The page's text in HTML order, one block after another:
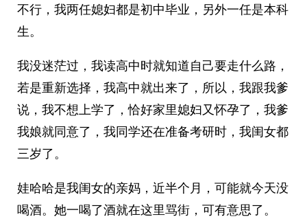
不行，我两任媳妇都是初中毕业，另外一任是本科
生。
我没迷茫过，我读高中时就知道自己要走什么路，
若是重新选择，我高中就出来了，所以，我跟我爹
说，我不想上学了，恰好家里媳妇又怀孕了，我爹
我娘就同意了，我同学还在准备考研时，我闺女都
三岁了。
娃哈哈是我闺女的亲妈，近半个月，可能就今天没
喝酒。她一喝了酒就在这里骂街，可有意思了。